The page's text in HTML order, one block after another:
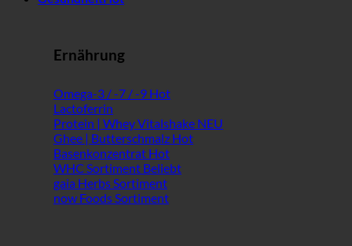
Ernährung
Omega-3 / -7 / -9
Lactoferrin
Protein | Whey Vitalshake
Ghee | Butterschmalz
Basenkonzentrat
WHC Sortiment
gaia Herbs Sortiment
now Foods Sortiment